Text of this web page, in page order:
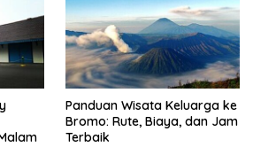
Panduan Wisata Keluarga ke
Bromo: Rute, Biaya, dan Jam
Terbaik